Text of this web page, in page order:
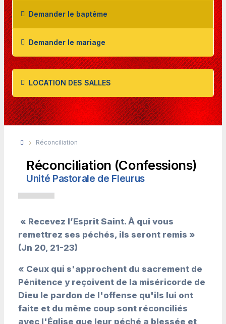
Demander le baptême
Demander le mariage
LOCATION DES SALLES
Réconciliation
Réconciliation (Confessions)
Unité Pastorale de Fleurus
« Recevez l’Esprit Saint. À qui vous
remettrez ses péchés, ils seront remis »
(Jn 20, 21-23)
« Ceux qui s'approchent du sacrement de
Pénitence y reçoivent de la miséricorde de
Dieu le pardon de l'offense qu'ils lui ont
faite et du même coup sont réconciliés
avec l'Église que leur péché a blessée et